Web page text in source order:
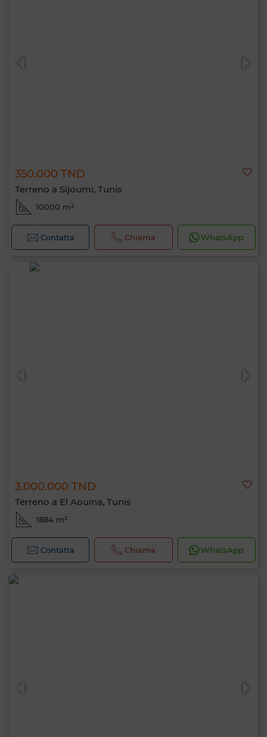
350.000 TND
Terreno a Sijoumi, Tunis
10000 m²
Contatta Chiama WhatsApp
3.000.000 TND
Terreno a El Aouina, Tunis
1884 m²
Contatta Chiama WhatsApp